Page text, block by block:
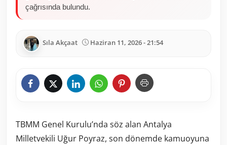
çağrısında bulundu.
Sıla Akçaat Haziran 11, 2026 - 21:54
TBMM Genel Kurulu’nda söz alan Antalya
Milletvekili Uğur Poyraz, son dönemde kamuoyuna